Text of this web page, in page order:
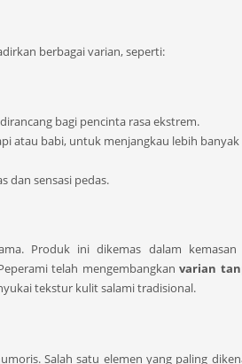
berbagai varian, seperti:
bagi pencinta rasa ekstrem.
atau babi, untuk menjangkau lebih banyak
dan sensasi pedas.
Produk ini dikemas dalam kemasan
telah mengembangkanvarian
tekstur kulit salami tradisional.
Salah satu elemen yang paling